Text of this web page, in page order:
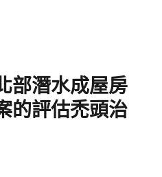
部潛水成屋房
的評估禿頭治